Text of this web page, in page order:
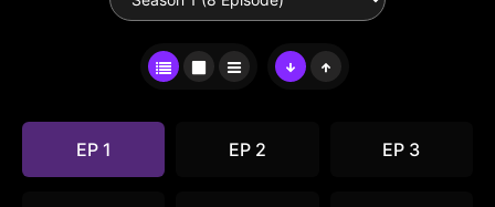
EP 1 EP 2 EP 3